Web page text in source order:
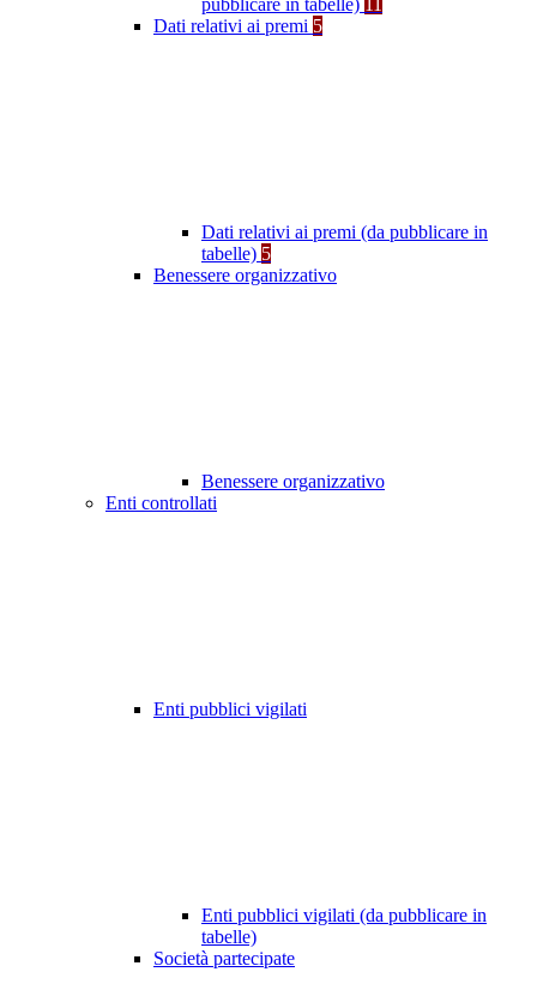
pubblicare in tabelle)
Dati relativi ai premi 5
Dati relativi ai premi (da pubblicare in
tabelle) 5
Benessere organizzativo
Benessere organizzativo
Enti controllati
Enti pubblici vigilati
Enti pubblici vigilati (da pubblicare in
tabelle)
Società partecipate